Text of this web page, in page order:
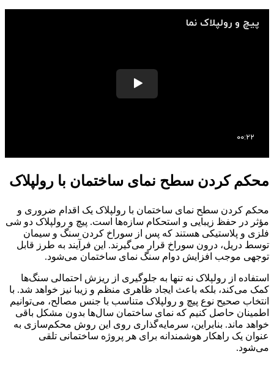
محکم کردن سطح نمای ساختمان با رولپلاک
محکم کردن سطح نمای ساختمان با رولپلاک یک اقدام ضروری و
مؤثر در حفظ زیبایی و استحکام سازه‌ها است. پیچ و رولپلاک دو شی
فلزی و پلاستیکی هستند که پس از سوراخ کردن سنگ و سیمان
توسط دریل، درون سوراخ قرار می‌گیرند. این فرآیند به طرز قابل
توجهی موجب افزایش دوام سنگ نمای ساختمان می‌شود.
استفاده از رولپلاک نه تنها به جلوگیری از ریزش احتمالی سنگ‌ها
کمک می‌کند، بلکه باعث ایجاد ظاهری منظم و زیبا نیز خواهد شد. با
انتخاب صحیح نوع پیچ و رولپلاک متناسب با جنس مصالح، می‌توانیم
اطمینان حاصل کنیم که نمای ساختمان سال‌ها بدون مشکل باقی
خواهد ماند. بنابراین، سرمایه‌گذاری روی این روش محکم‌سازی به
عنوان یک راهکار هوشمندانه برای هر پروژه ساختمانی تلقی
می‌شود.